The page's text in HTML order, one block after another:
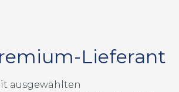
Lieferant
ausgewählten